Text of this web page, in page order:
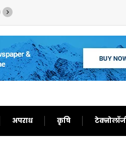
ट्रंप का फिर से बेतुका बयान,ईरान को
अपराध कृषि